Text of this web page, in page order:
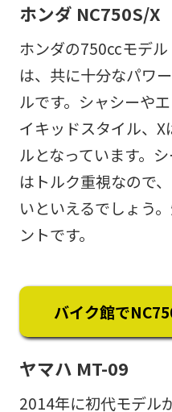
ホンダ NC750S/X
ホンダの750ccモデ
は、共に十分なパワ
ルです。シャシーや
イキッドスタイル、
ルとなっています。
はトルク重視なので
いといえるでしょう
ントです。
バイク館で
ヤマハ MT-09
2014年に初代モデル